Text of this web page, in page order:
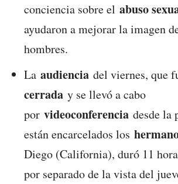
conciencia sobre el abuso
ayudaron a mejorar la imagen
hombres.
La audiencia del viernes, que
cerrada y se llevó a cabo
por videoconferencia desde la
están encarcelados los
Diego (California), duró 11
por separado de la vista del